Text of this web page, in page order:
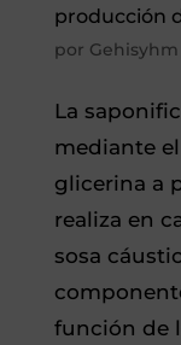
producción
por Gehisyhm
La
mediante
glicerina a
realiza en
sosa
función de